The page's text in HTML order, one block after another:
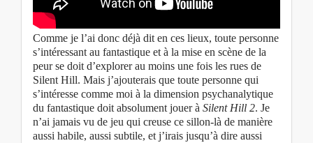
Comme je l’ai donc déjà dit en ces lieux, toute personne
s’intéressant au fantastique et à la mise en scène de la
peur se doit d’explorer au moins une fois les rues de
Silent Hill. Mais j’ajouterais que toute personne qui
s’intéresse comme moi à la dimension psychanalytique
du fantastique doit absolument jouer à Silent Hill 2. Je
n’ai jamais vu de jeu qui creuse ce sillon-là de manière
aussi habile, aussi subtile, et j’irais jusqu’à dire aussi